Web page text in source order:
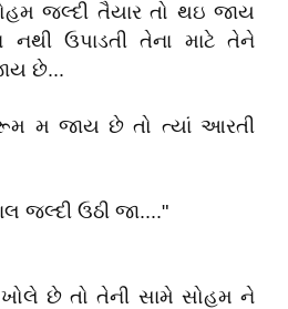
જલ્દી તૈયાર તો થઇ જાય
ઉપાડતી તેના માટે તેને
છે...
મ જાય છે તો ત્યાં આરતી
જલ્દી ઉઠી જા...."
છે તો તેની સામે સોહમ ને